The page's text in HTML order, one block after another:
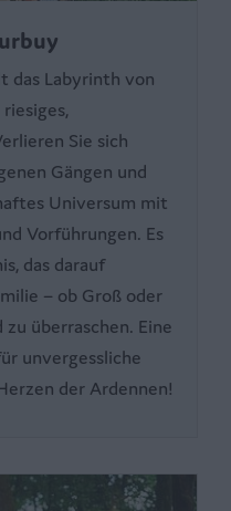
das Labyrinth von
Sie sich
Gängen und
Universum mit
Vorführungen. Es
das darauf
– ob Groß oder
überraschen. Eine
unvergessliche
der Ardennen!